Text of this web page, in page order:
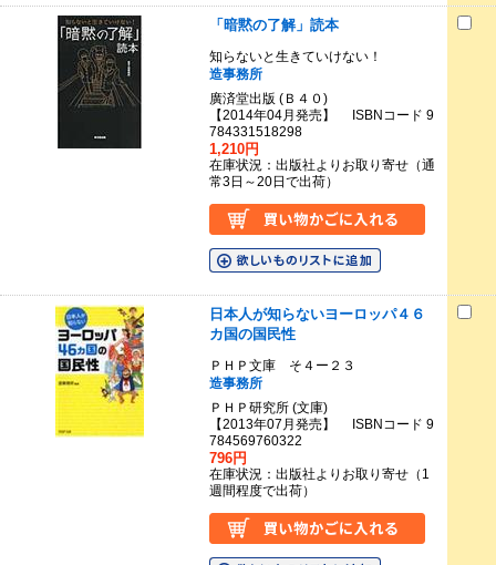
「暗黙の了解」読本
知らないと生きていけない！
造事務所
廣済堂出版 (Ｂ４０)
【2014年04月発売】 ISBNコード 9
784331518298
1,210円
在庫状況：出版社よりお取り寄せ（通
常3日～20日で出荷）
日本人が知らないヨーロッパ４６
カ国の国民性
ＰＨＰ文庫 そ４ー２３
造事務所
ＰＨＰ研究所 (文庫)
【2013年07月発売】 ISBNコード 9
784569760322
796円
在庫状況：出版社よりお取り寄せ（1
週間程度で出荷）